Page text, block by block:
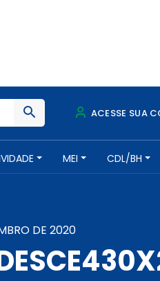
ACESSE SUA
MEI CDL/BH
DE 2020